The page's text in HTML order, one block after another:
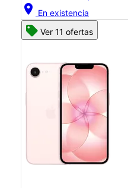
location_on En existencia
Ver 11 ofertas